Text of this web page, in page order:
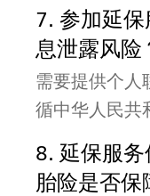
7. 参加延
息泄露风险
需要提供个人
循中华人民共
8. 延保服
胎险是否保